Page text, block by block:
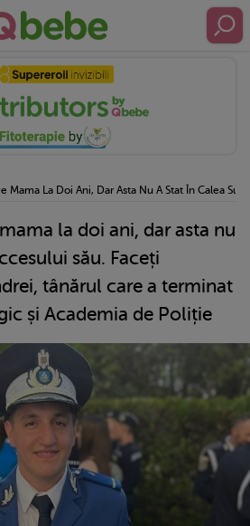
Mama La Doi Ani, Dar Asta Nu A Stat În Calea
la doi ani, dar asta nu
său. Faceți
tânărul care a terminat
și Academia de Poliție